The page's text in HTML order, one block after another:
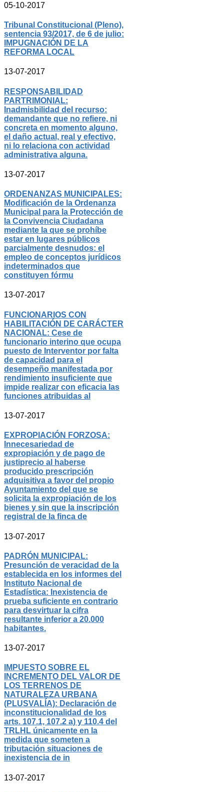
05-10-2017
Tribunal Constitucional (Pleno),
sentencia 93/2017, de 6 de julio:
IMPUGNACIÓN DE LA
REFORMA LOCAL
13-07-2017
RESPONSABILIDAD
PARTRIMONIAL:
Inadmisbilidad del recurso:
demandante que no refiere, ni
concreta en momento alguno,
el daño actual, real y efectivo,
ni lo relaciona con actividad
administrativa alguna.
13-07-2017
ORDENANZAS MUNICIPALES:
Modificación de la Ordenanza
Municipal para la Protección de
la Convivencia Ciudadana
mediante la que se prohíbe
estar en lugares públicos
parcialmente desnudos: el
empleo de conceptos jurídicos
indeterminados que
constituyen fórmu
13-07-2017
FUNCIONARIOS CON
HABILITACIÓN DE CARÁCTER
NACIONAL: Cese de
funcionario interino que ocupa
puesto de Interventor por falta
de capacidad para el
desempeño manifestada por
rendimiento insuficiente que
impide realizar con eficacia las
funciones atribuidas al
13-07-2017
EXPROPIACIÓN FORZOSA:
Innecesariedad de
expropiación y de pago de
justiprecio al haberse
producido prescripción
adquisitiva a favor del propio
Ayuntamiento del que se
solicita la expropiación de los
bienes y sin que la inscripción
registral de la finca de
13-07-2017
PADRÓN MUNICIPAL:
Presunción de veracidad de la
establecida en los informes del
Instituto Nacional de
Estadística: Inexistencia de
prueba suficiente en contrario
para desvirtuar la cifra
resultante inferior a 20.000
habitantes.
13-07-2017
IMPUESTO SOBRE EL
INCREMENTO DEL VALOR DE
LOS TERRENOS DE
NATURALEZA URBANA
(PLUSVALÍA): Declaración de
inconstitucionalidad de los
arts. 107.1, 107.2 a) y 110.4 del
TRLHL únicamente en la
medida que someten a
tributación situaciones de
inexistencia de in
13-07-2017